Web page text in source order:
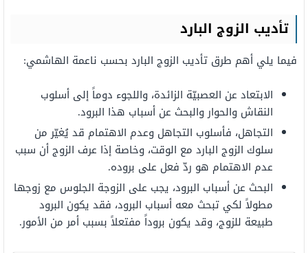
تأديب الزوج البارد
فيما يلي أهم طرق تأديب الزوج البارد بحسب ناعمة الهاشمي:
الابتعاد عن العصبيّة الزائدة، واللجوء دوماً إلى أسلوب
النقاش والحوار والبحث عن أسباب هذا البرود.
التجاهل، فأسلوب التجاهل وعدم الاهتمام قد يُغيّر من
سلوك الزوج البارد مع الوقت، وخاصة إذا عرف الزوج أن سبب
عدم الاهتمام هو ردّ فعل على بروده.
البحث عن أسباب البرود، يجب على الزوجة الجلوس مع زوجها
مطولاً لكي تبحث معه أسباب البرود، فقد يكون البرود
طبيعة للزوج، وقد يكون بروداً مفتعلاً بسبب أمر من الأمور.